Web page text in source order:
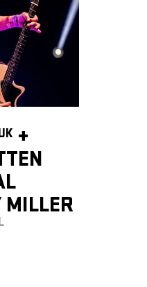
+
MILLER